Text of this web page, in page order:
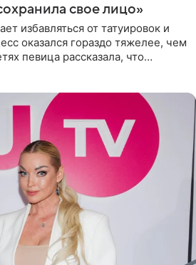
свое лицо»
избавляться от татуировок и
оказался гораздо тяжелее, чем
певица рассказала, что